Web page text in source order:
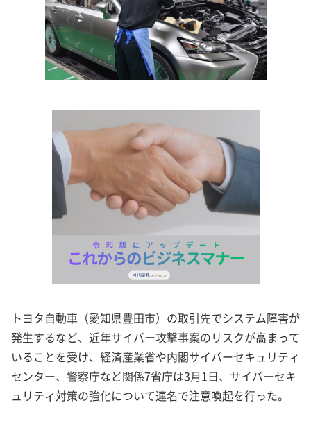
トヨタ自動車（愛知県豊田市）の取引先でシステム障害が
発生するなど、近年サイバー攻撃事案のリスクが高まって
いることを受け、経済産業省や内閣サイバーセキュリティ
センター、警察庁など関係7省庁は3月1日、サイバーセキ
ュリティ対策の強化について連名で注意喚起を行った。